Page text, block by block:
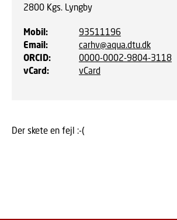
2800 Kgs. Lyngby
Mobil:
93511196
Email:
carhv@aqua.dtu.dk
ORCID:
0000-0002-9804-3118
vCard: vCard
Der skete en fejl :-(